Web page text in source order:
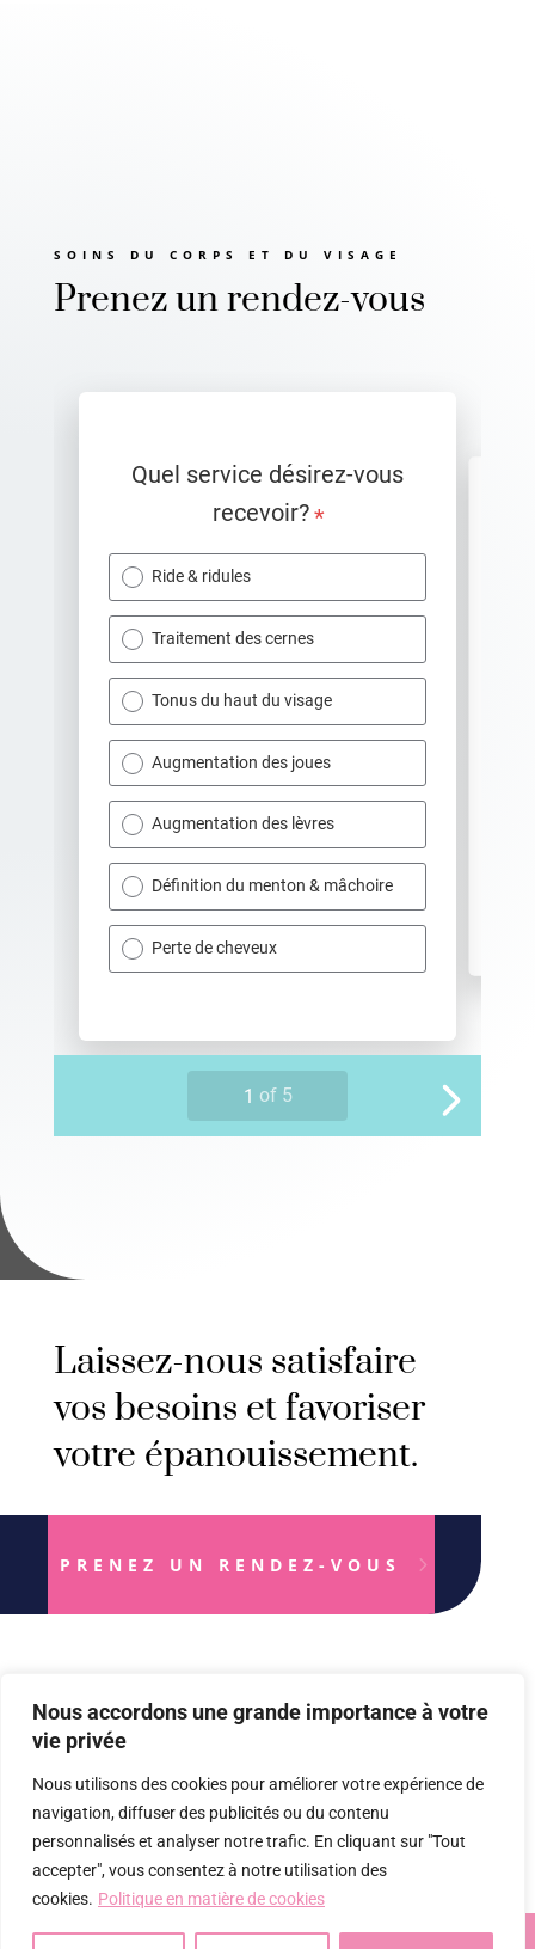
Nous accordons une grande importance à votre
vie privée
Nous utilisons des cookies pour améliorer votre expérience de
navigation, diffuser des publicités ou du contenu
personnalisés et analyser notre trafic. En cliquant sur "Tout
accepter", vous consentez à notre utilisation des
cookies. Politique en matière de cookies
SOINS DU CORPS ET DU VISAGE
Prenez un rendez-vous
Laissez-nous satisfaire
vos besoins et favoriser
votre épanouissement.
PRENEZ UN RENDEZ-VOUS